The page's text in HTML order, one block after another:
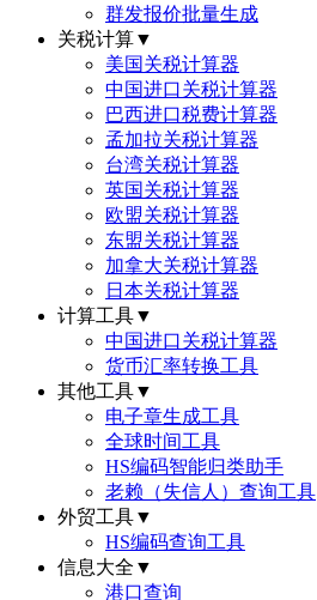
群发报价批量生成
关税计算▼
美国关税计算器
中国进口关税计算器
巴西进口税费计算器
孟加拉关税计算器
台湾关税计算器
英国关税计算器
欧盟关税计算器
东盟关税计算器
加拿大关税计算器
日本关税计算器
计算工具▼
中国进口关税计算器
货币汇率转换工具
其他工具▼
电子章生成工具
全球时间工具
HS编码智能归类助手
老赖（失信人）查询工具
外贸工具▼
HS编码查询工具
信息大全 ▼
港口查询